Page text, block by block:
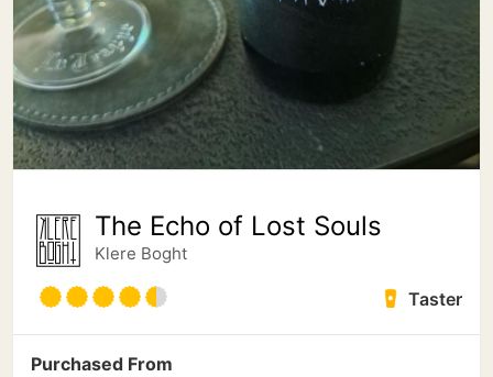
The Echo of Lost Souls
Klere Boght
Taster
Purchased From